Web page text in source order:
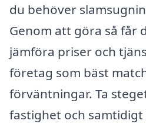
du behöver
Genom att göra så får
jämföra priser och
företag som bäst
förväntningar. Ta
fastighet och